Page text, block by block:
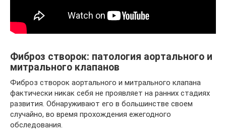
Фиброз створок: патология аортального и
митрального клапанов
Фиброз створок аортального и митрального клапана
фактически никак себя не проявляет на ранних стадиях
развития. Обнаруживают его в большинстве своем
случайно, во время прохождения ежегодного
обследования.